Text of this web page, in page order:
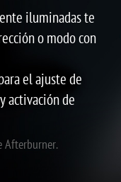
iluminadas te
o modo con
el ajuste de
activación de
Afterburner.